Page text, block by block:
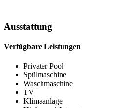
Ausstattung
Verfügbare Leistungen
Privater Pool
Spülmaschine
Waschmaschine
TV
Klimaanlage